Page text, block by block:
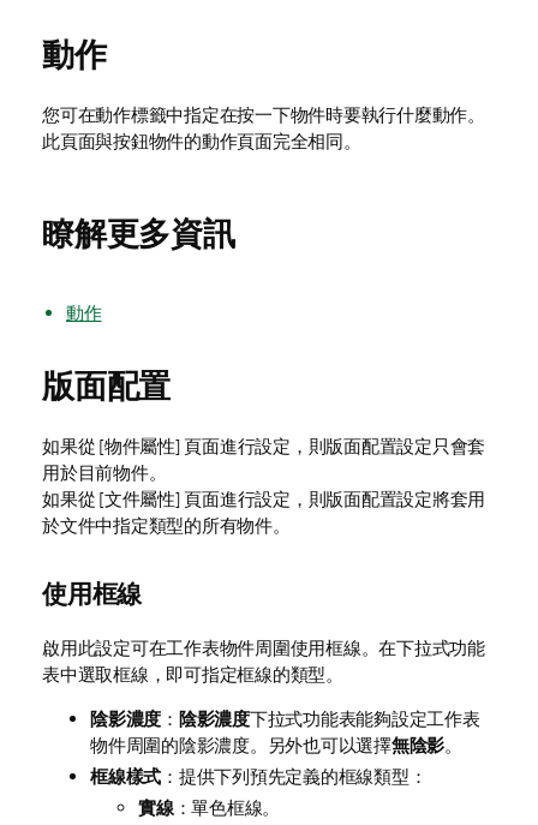
動作
您可在動作標籤中指定在按一下物件時要執行什麼動作。
此頁面與按鈕物件的動作頁面完全相同。
瞭解更多資訊
動作
版面配置
如果從 [物件屬性] 頁面進行設定，則版面配置設定只會套
用於目前物件。
如果從 [文件屬性] 頁面進行設定，則版面配置設定將套用
於文件中指定類型的所有物件。
使用框線
啟用此設定可在工作表物件周圍使用框線。在下拉式功能
表中選取框線，即可指定框線的類型。
陰影濃度 ： 陰影濃度下拉式功能表能夠設定工作表
物件周圍的陰影濃度。另外也可以選擇無陰影。
框線樣式 ：提供下列預先定義的框線類型：
實線：單色框線。